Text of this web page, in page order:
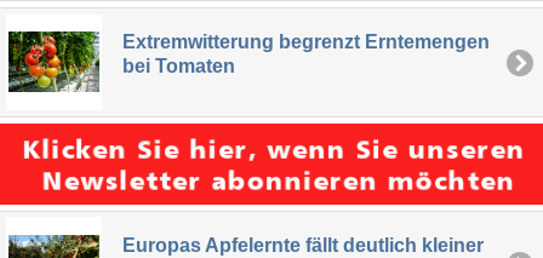
Extremwitterung begrenzt Erntemengen
bei Tomaten
Europas Apfelernte fällt deutlich kleiner